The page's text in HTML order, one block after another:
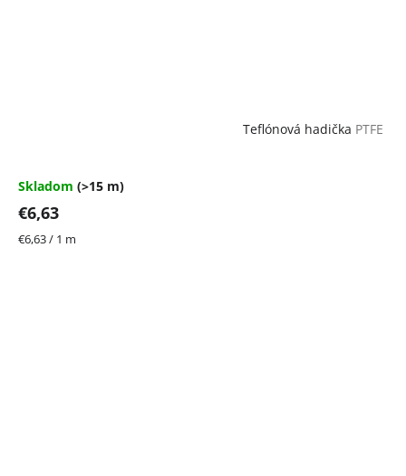
Teflónová hadička PTFE
Skladom (>15 m)
€6,63
Jednotková
€6,63 / 1 m